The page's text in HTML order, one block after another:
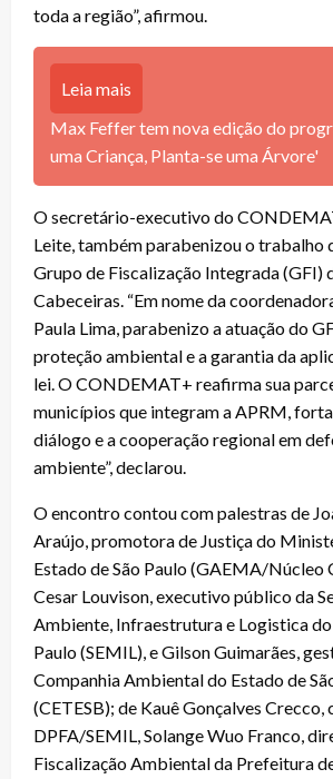
toda a região”, afirmou.
Leia mais
Max Feffer tem nova edição do
uma Criança, Planta-se uma Árvore'
O secretário-executivo do
Leite, também parabenizou o trabalho
Grupo de Fiscalização Integrada (GFI)
Cabeceiras. “Em nome da
Paula Lima, parabenizo a atuação do
proteção ambiental e a garantia da
lei. O CONDEMAT+ reafirma sua
municípios que integram a APRM,
diálogo e a cooperação regional em
ambiente”, declarou.
O encontro contou com palestras de
Araújo, promotora de Justiça do
Estado de São Paulo (GAEMA/Núcleo
Cesar Louvison, executivo público da
Ambiente, Infraestrutura e Logistica do
Paulo (SEMIL), e Gilson Guimarães,
Companhia Ambiental do Estado de
(CETESB); de Kauê Gonçalves
DPFA/SEMIL, Solange Wuo Franco,
Fiscalização Ambiental da Prefeitura